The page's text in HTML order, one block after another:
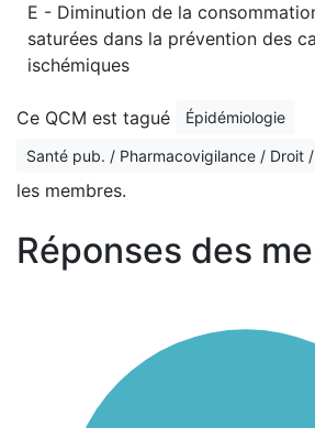
E - Diminution de la
saturées dans la prévention des
ischémiques
Ce QCM est tagué Épidémiologie
Santé pub. / Pharmacovigilance / Droit
les membres.
Réponses des